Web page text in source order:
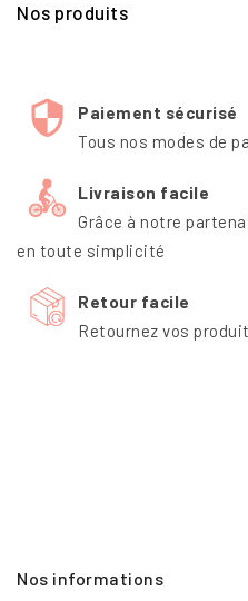
Nos produits
Paiement sécurisé
Tous nos modes de
Livraison facile
Grâce à notre
en toute simplicité
Retour facile
Retournez vos
Nos informations